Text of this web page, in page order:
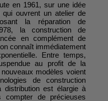
en 1961, sur une idée
ouvrent un atelier de
la réparation de
la construction de
en complément de
connaît immédiatement
Entre temps,
au profit de la
modèles voient
de construction
distribution est élargie à
compter de précieuses